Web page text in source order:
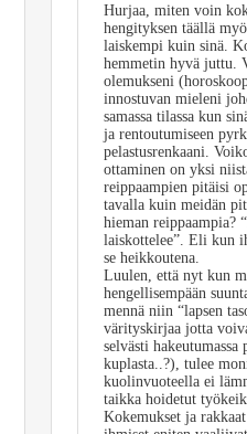
Hurjaa, miten voin
hengityksen täällä
laiskempi kuin sinä.
hemmetin hyvä juttu.
olemukseni
innostuvan mieleni
samassa tilassa kun
ja rentoutumiseen
pelastusrenkaani.
ottaminen on yksi
reippaampien pitäisi
tavalla kuin meidän
hieman reippaampia?
laiskottelee”. Eli kun
se heikkoutena.
Luulen, että nyt kun
hengellisempään
mennä niin “lapsen
värityskirjaa jotta
selvästi hakeutumassa
kuplasta..?), tulee
kuolinvuoteella ei
taikka hoidetut
Kokemukset ja